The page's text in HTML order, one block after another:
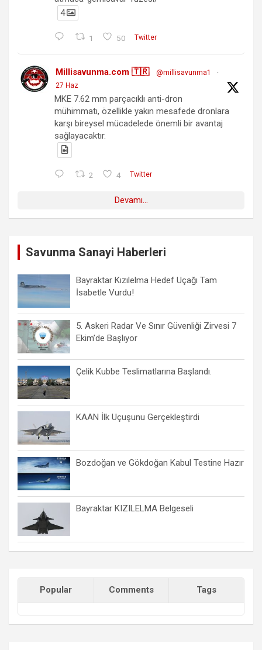
4
1 50 Twitter
Millisavunma.com 🇹🇷 @millisavunma1
·
27 Haz
MKE 7.62 mm parçacıklı anti-dron
mühimmatı, özellikle yakın mesafede dronlara
karşı bireysel mücadelede önemli bir avantaj
sağlayacaktır.
2 4 Twitter
Devamı...
Savunma Sanayi Haberleri
Bayraktar Kızılelma Hedef Uçağı Tam
İsabetle Vurdu!
5. Askeri Radar Ve Sınır Güvenliği Zirvesi 7
Ekim’de Başlıyor
Çelik Kubbe Teslimatlarına Başlandı.
KAAN İlk Uçuşunu Gerçekleştirdi
Bozdoğan ve Gökdoğan Kabul Testine Hazır
Bayraktar KIZILELMA Belgeseli
Popular Comments Tags